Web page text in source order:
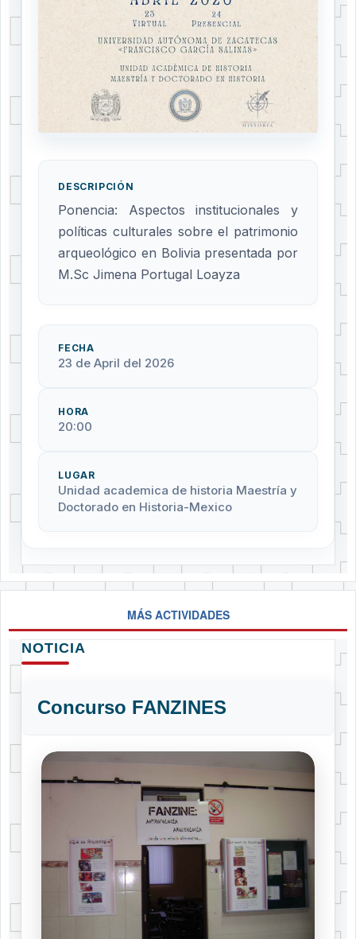
DESCRIPCIÓN
Ponencia: Aspectos institucionales y
políticas culturales sobre el patrimonio
arqueológico en Bolivia presentada por
M.Sc Jimena Portugal Loayza
FECHA
23 de April del 2026
HORA
20:00
LUGAR
Unidad academica de historia Maestría y
Doctorado en Historia-Mexico
MÁS ACTIVIDADES
NOTICIA
Concurso FANZINES